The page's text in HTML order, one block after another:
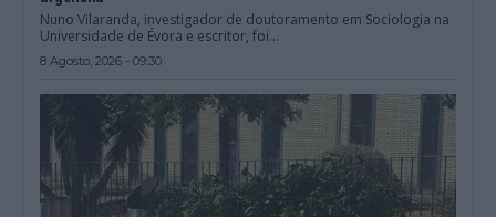
Nuno Vilaranda, investigador de doutoramento em Sociologia na
Universidade de Évora e escritor, foi...
8 Agosto, 2026 - 09:30